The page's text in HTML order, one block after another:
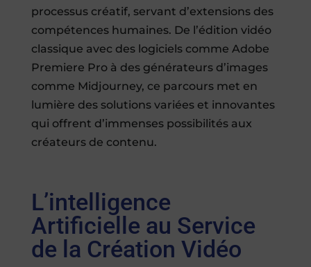
processus créatif, servant d’extensions des
compétences humaines. De l’édition vidéo
classique avec des logiciels comme Adobe
Premiere Pro à des générateurs d’images
comme Midjourney, ce parcours met en
lumière des solutions variées et innovantes
qui offrent d’immenses possibilités aux
créateurs de contenu.
L’intelligence
Artificielle au Service
de la Création Vidéo